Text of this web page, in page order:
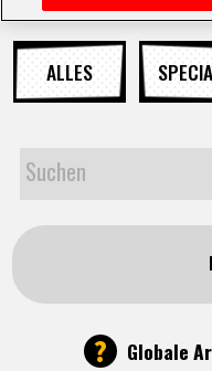
NEUES
HIGHLIGHTS
VIDEOS
SPECIALS
ALLES
? Globale